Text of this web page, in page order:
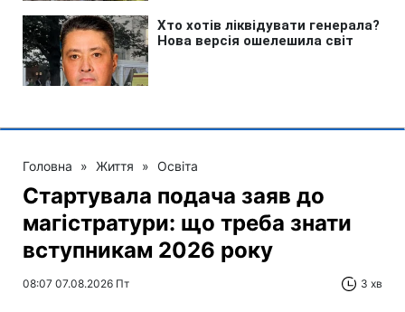
Головна » Життя » Освіта
Стартувала подача заяв до
магістратури: що треба знати
вступникам 2026 року
08:07 07.08.2026 Пт 3 хв